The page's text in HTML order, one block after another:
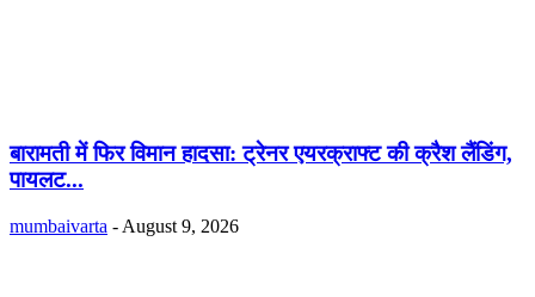
बारामती में फिर विमान हादसा: ट्रेनर एयरक्राफ्ट की क्रैश लैंडिंग,
पायलट...
mumbaivarta - August 9, 2026